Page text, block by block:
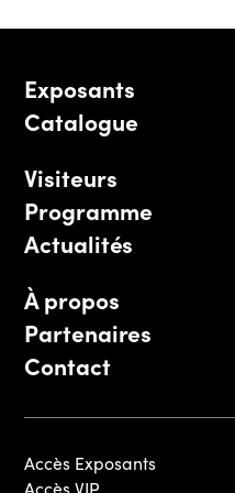
Exposants
Catalogue
Visiteurs
Programme
Actualités
À propos
Partenaires
Contact
Accès Exposants
Accès VIP